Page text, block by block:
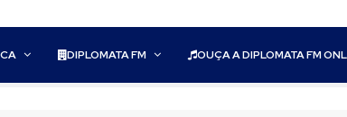
DIPLOMATA FM OUÇA A DIPLOMATA FM